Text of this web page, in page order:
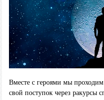
Вместе с героями мы
свой поступок через ракурсы